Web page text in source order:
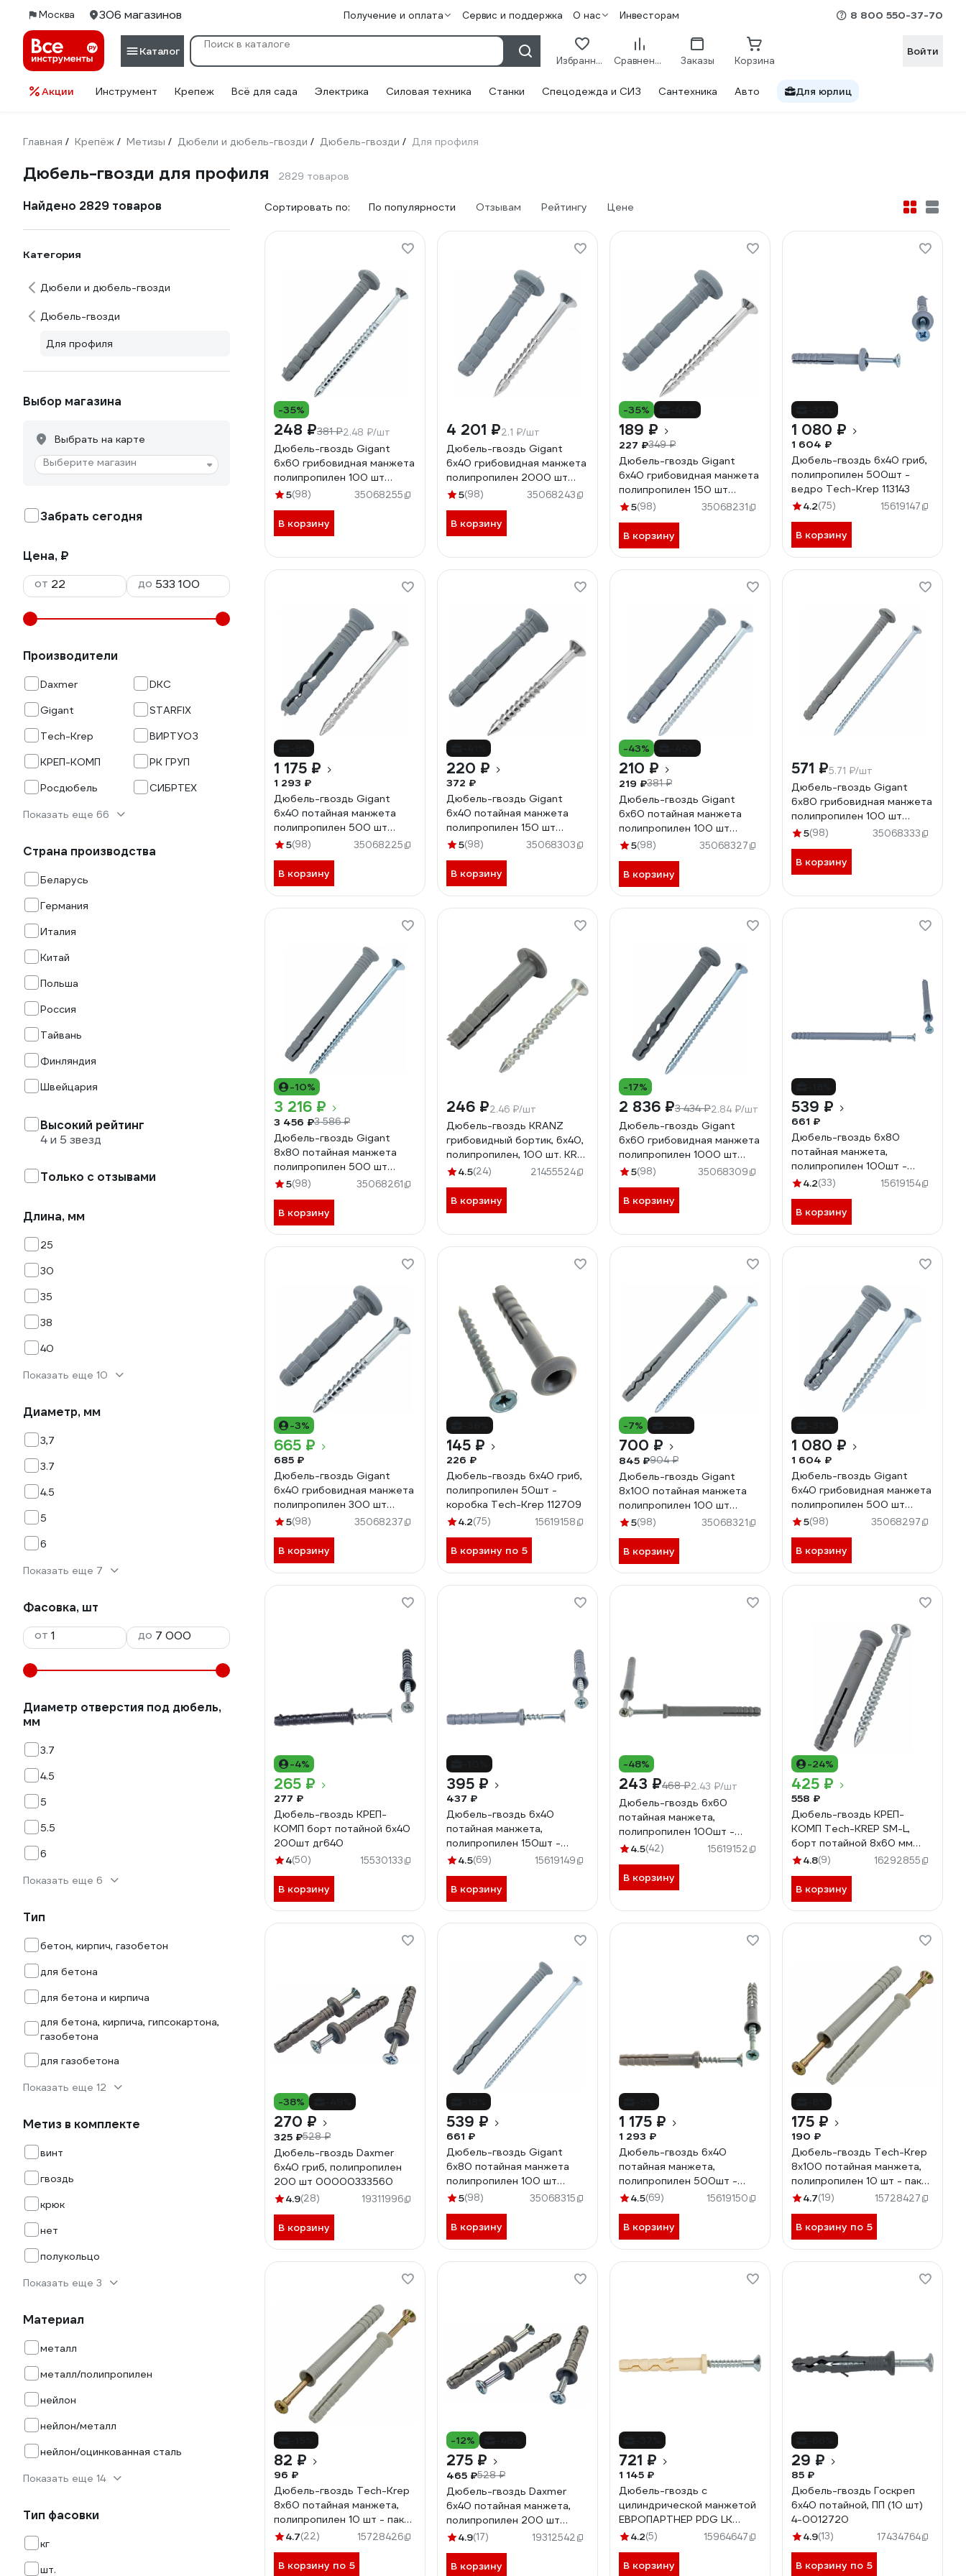
Москва 306 магазинов Получение и оплата Сервис и поддержка О нас Инвесторам 8 800 550-37-70
Каталог
Избранное Сравнение Заказы Корзина
Войти
Акции Инструмент Крепеж Всё для сада Электрика Силовая техника Станки Спецодежда и СИЗ Сантехника Авто Для юрлиц
Главная / Крепёж / Метизы / Дюбели и дюбель-гвозди / Дюбель-гвозди / Для профиля
Дюбель-гвозди для профиля 2829 товаров
Найдено 2829 товаров
Категория
Дюбели и дюбель-гвозди
Дюбель-гвозди
Для профиля
Выбор магазина
Выбрать на карте
Выберите магазин
Забрать сегодня
Цена, ₽
от
до
Производители
Daxmer
DKC
Gigant
STARFIX
Tech-Krep
ВИРТУОЗ
КРЕП-КОМП
РК ГРУП
Росдюбель
СИБРТЕХ
Показать еще 66
Страна производства
Беларусь
Германия
Италия
Китай
Польша
Россия
Тайвань
Финляндия
Швейцария
Высокий рейтинг
4 и 5 звезд
Только с отзывами
Длина, мм
25
30
35
38
40
Показать еще 10
Диаметр, мм
3,7
3.7
4.5
5
6
Показать еще 7
Фасовка, шт
от
до
Диаметр отверстия под дюбель,
мм
3.7
4.5
5
5.5
6
Показать еще 6
Тип
бетон, кирпич, газобетон
для бетона
для бетона и кирпича
для бетона, кирпича, гипсокартона,
газобетона
для газобетона
Показать еще 12
Метиз в комплекте
винт
гвоздь
крюк
нет
полукольцо
Показать еще 3
Материал
металл
металл/полипропилен
нейлон
нейлон/металл
нейлон/оцинкованная сталь
Показать еще 14
Тип фасовки
кг
шт.
Сортировать по: По популярности Отзывам Рейтингу Цене
-35%
248 ₽381 ₽2.48 ₽/шт
Дюбель-гвоздь Gigant
6x60 грибовидная манжета
полипропилен 100 шт
123859
5(98) 35068255
В корзину
4 201 ₽2.1 ₽/шт
Дюбель-гвоздь Gigant
6x40 грибовидная манжета
полипропилен 2000 шт
123858
5(98) 35068243
В корзину
-35%
189 ₽
227 ₽349 ₽
Дюбель-гвоздь Gigant
6x40 грибовидная манжета
полипропилен 150 шт
123856
5(98) 35068231
В корзину
1 080 ₽
1 604 ₽
Дюбель-гвоздь 6х40 гриб,
полипропилен 500шт -
ведро Tech-Krep 113143
4.2(75) 15619147
В корзину
1 175 ₽
1 293 ₽
Дюбель-гвоздь Gigant
6x40 потайная манжета
полипропилен 500 шт
123853
5(98) 35068225
В корзину
220 ₽
372 ₽
Дюбель-гвоздь Gigant
6x40 потайная манжета
полипропилен 150 шт
123862
5(98) 35068303
В корзину
-43%
210 ₽
219 ₽381 ₽
Дюбель-гвоздь Gigant
6x60 потайная манжета
полипропилен 100 шт
123855
5(98) 35068327
В корзину
571 ₽5.71 ₽/шт
Дюбель-гвоздь Gigant
6x80 грибовидная манжета
полипропилен 100 шт
123865
5(98) 35068333
В корзину
-10%
3 216 ₽
3 456 ₽3 586 ₽
Дюбель-гвоздь Gigant
8x80 потайная манжета
полипропилен 500 шт
123860
5(98) 35068261
В корзину
246 ₽2.46 ₽/шт
Дюбель-гвоздь KRANZ
грибовидный бортик, 6x40,
полипропилен, 100 шт. KR-
02-3621-001
4.5(24) 21455524
В корзину
-17%
2 836 ₽3 434 ₽2.84 ₽/шт
Дюбель-гвоздь Gigant
6x60 грибовидная манжета
полипропилен 1000 шт
123857
5(98) 35068309
В корзину
539 ₽
661 ₽
Дюбель-гвоздь 6х80
потайная манжета,
полипропилен 100шт -
ведро Tech-Krep 103184
4.2(33) 15619154
В корзину
-3%
665 ₽
685 ₽
Дюбель-гвоздь Gigant
6x40 грибовидная манжета
полипропилен 300 шт
123863
5(98) 35068237
В корзину
145 ₽
226 ₽
Дюбель-гвоздь 6х40 гриб,
полипропилен 50шт -
коробка Tech-Krep 112709
4.2(75) 15619158
В корзину по 5
-7%
700 ₽
845 ₽904 ₽
Дюбель-гвоздь Gigant
8x100 потайная манжета
полипропилен 100 шт
123864
5(98) 35068321
В корзину
1 080 ₽
1 604 ₽
Дюбель-гвоздь Gigant
6x40 грибовидная манжета
полипропилен 500 шт
123854
5(98) 35068297
В корзину
-4%
265 ₽
277 ₽
Дюбель-гвоздь КРЕП-
КОМП борт потайной 6х40
200шт дг640
4(50) 15530133
В корзину
395 ₽
437 ₽
Дюбель-гвоздь 6х40
потайная манжета,
полипропилен 150шт -
ведро Tech-Krep 101466
4.5(69) 15619149
В корзину
-48%
243 ₽468 ₽2.43 ₽/шт
Дюбель-гвоздь 6х60
потайная манжета,
полипропилен 100шт -
ведро Tech-Krep 101468
4.5(42) 15619152
В корзину
-24%
425 ₽
558 ₽
Дюбель-гвоздь КРЕП-
КОМП Tech-KREP SM-L,
борт потайной 8х60 мм
100 шт дг860птк
4.8(9) 16292855
В корзину
-38%
270 ₽
325 ₽528 ₽
Дюбель-гвоздь Daxmer
6х40 гриб, полипропилен
200 шт 00000333560
4.9(28) 19311996
В корзину
539 ₽
661 ₽
Дюбель-гвоздь Gigant
6x80 потайная манжета
полипропилен 100 шт
123861
5(98) 35068315
В корзину
1 175 ₽
1 293 ₽
Дюбель-гвоздь 6х40
потайная манжета,
полипропилен 500шт -
ведро Tech-Krep 113144
4.5(69) 15619150
В корзину
175 ₽
190 ₽
Дюбель-гвоздь Tech-Krep
8х100 потайная манжета,
полипропилен 10 шт - пакет
103906
4.7(19) 15728427
В корзину по 5
82 ₽
96 ₽
Дюбель-гвоздь Tech-Krep
8х60 потайная манжета,
полипропилен 10 шт - пакет
103904
4.7(22) 15728426
В корзину по 5
-12%
275 ₽
465 ₽528 ₽
Дюбель-гвоздь Daxmer
6х40 потайная манжета,
полипропилен 200 шт
00000333564
4.9(17) 19312542
В корзину
721 ₽
1 145 ₽
Дюбель-гвоздь с
цилиндрической манжетой
ЕВРОПАРТНЕР PDG LK
6x40, 150 шт. 76091179
4.2(5) 15964647
В корзину
29 ₽
85 ₽
Дюбель-гвоздь Госкреп
6х40 потайной, ПП (10 шт)
4-0012720
4.9(13) 17434764
В корзину по 5